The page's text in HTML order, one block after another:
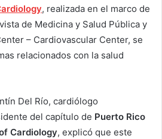
, realizada en el marco de
de Medicina y Salud Pública y
– Cardiovascular Center, se
relacionados con la salud
Del Río, cardiólogo
del capítulo de Puerto Rico
Cardiology, explicó que este